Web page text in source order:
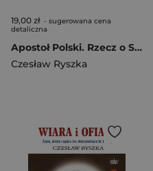
19,00 zł - sugerowana cena
detaliczna
Apostoł Polski. Rzecz o Słudze Bożym B. Łubieńskim
Czesław Ryszka